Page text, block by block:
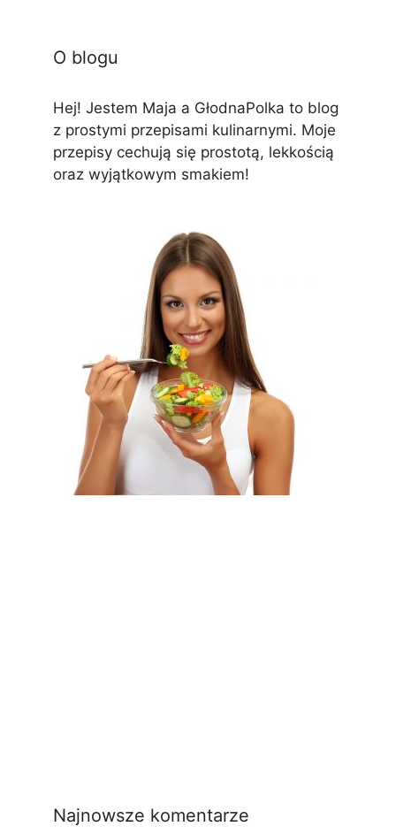
O blogu
Hej! Jestem Maja a GłodnaPolka to blog
z prostymi przepisami kulinarnymi. Moje
przepisy cechują się prostotą, lekkością
oraz wyjątkowym smakiem!
Najnowsze komentarze